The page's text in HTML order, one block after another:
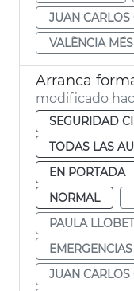
JUAN
VALÈNCIA
modificado
SEGURIDAD
TODAS LAS
EN PORTADA
NORMAL
PAULA LLOBET
EMERGENCIAS
JUAN